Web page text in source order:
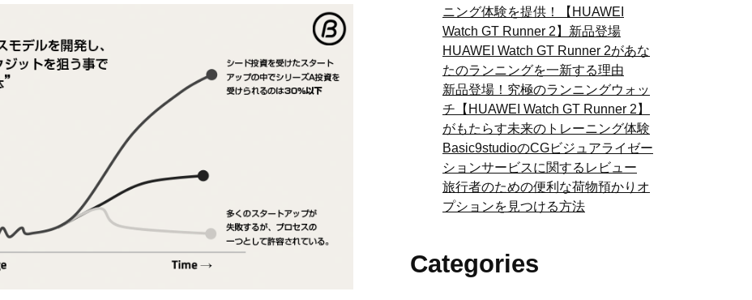
ニング体験を提供！【HUAWEI
Watch GT Runner 2】新品登場
HUAWEI Watch GT Runner 2があな
たのランニングを一新する理由
新品登場！究極のランニングウォッ
チ【HUAWEI Watch GT Runner 2】
がもたらす未来のトレーニング体験
Basic9studioのCGビジュアライゼー
ションサービスに関するレビュー
旅行者のための便利な荷物預かりオ
プションを見つける方法
Categories